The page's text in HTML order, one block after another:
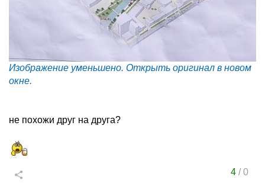
Изображение уменьшено. Открыть оригинал в новом
окне.
не похожи друг на друга?
4/0